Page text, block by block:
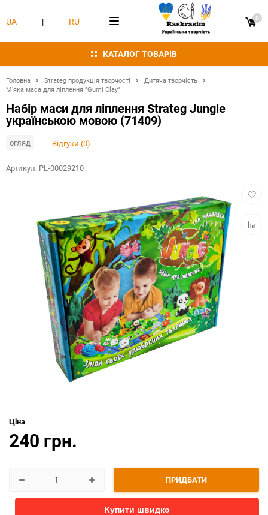
КАТАЛОГ ТОВАРІВ
UA | RU 0
Головна Strateg продукція творчості
Дитяча творчість
М'яка маса для ліплення "Gumi Clay"
Набір маси для ліплення Strateg Jungle
українською мовою (71409)
огляд Відгуки (0)
Артикул: PL-00029210
Ціна
240 грн.
ПРИДБАТИ
Купити швидко